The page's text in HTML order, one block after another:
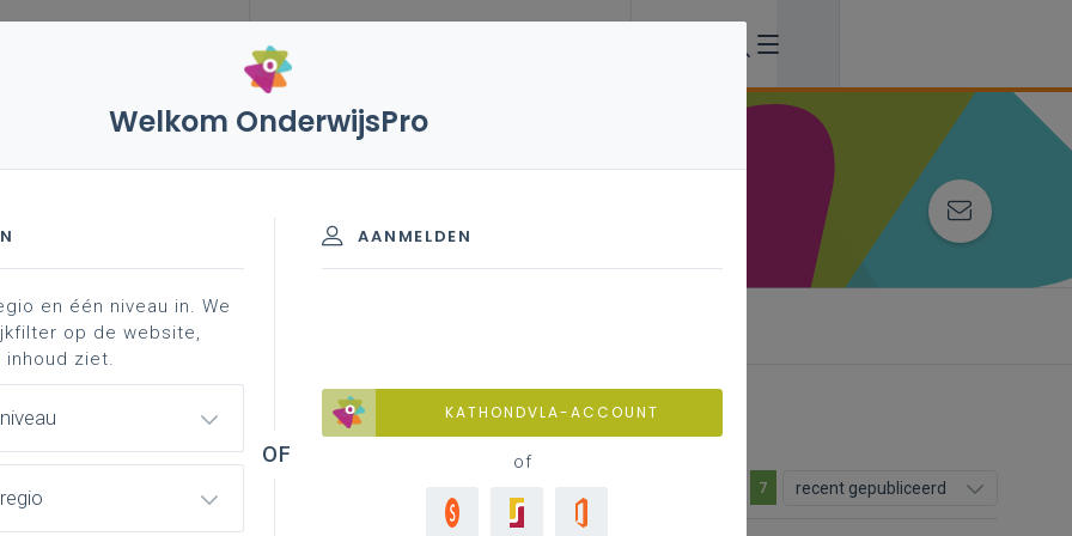
vakken en leerplannen 2de graad
graad - A-finaliteit
7 recent gepubliceerd
Welkom OnderwijsPro
AANMELDEN
KATHONDVLA-ACCOUNT
of
en één niveau in. We
op de website,
ziet.